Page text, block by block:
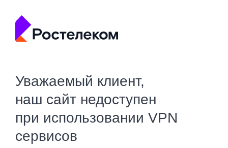
Уважаемый клиент,
наш сайт недоступен
при использовании VPN
сервисов